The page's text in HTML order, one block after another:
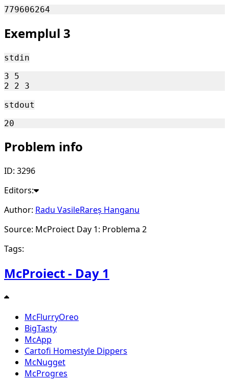
Exemplul 3
stdin
3 5
stdout
Problem info
ID: 3296
Editors:
Author: Radu VasileRareș Hanganu
Source: McProiect Day 1: Problema 2
Tags:
McProiect - Day 1
McFlurryOreo
BigTasty
McApp
Cartofi Homestyle Dippers
McNugget
McProgres